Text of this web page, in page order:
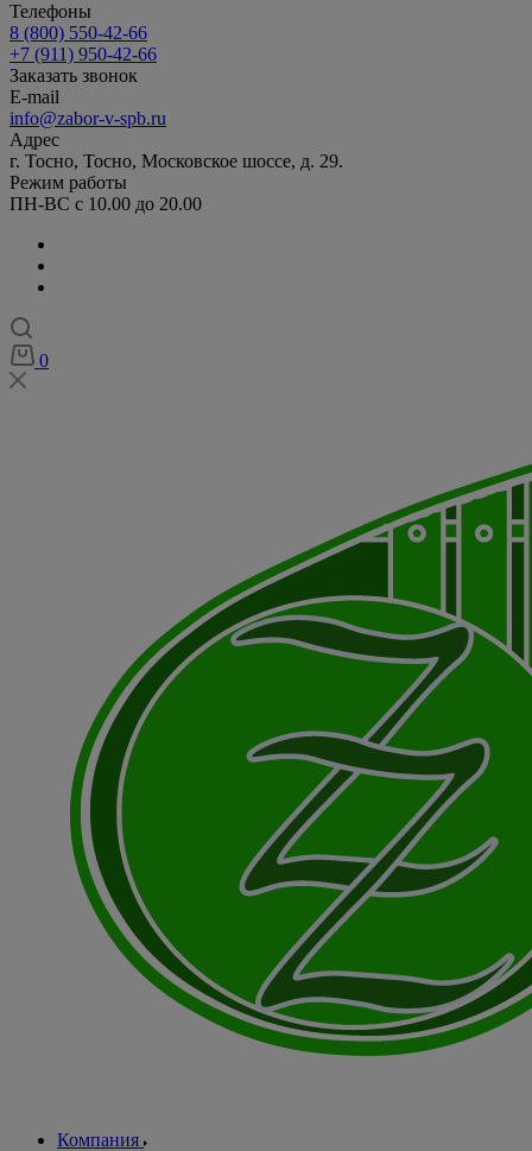
Телефоны
8 (800) 550-42-66
+7 (911) 950-42-66
Заказать звонок
E-mail
info@zabor-v-spb.ru
Адрес
г. Тосно, Тосно, Московское шоссе, д. 29.
Режим работы
ПН-ВС с 10.00 до 20.00
0
Компания